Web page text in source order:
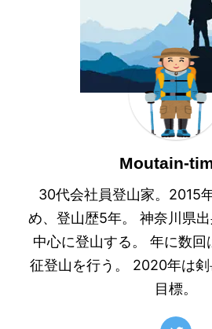
Moutain-
30代会社員登山家。2015
め、登山歴5年。 神奈川県
中心に登山する。 年に数回
征登山を行う。 2020年は
目標。